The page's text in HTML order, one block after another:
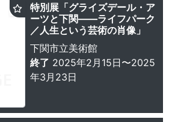
特別展「グライズデール・ア
ーツと下関——ライフパーク
／人生という芸術の肖像」
下関市立美術館
終了 2025年2月15日〜2025
年3月23日